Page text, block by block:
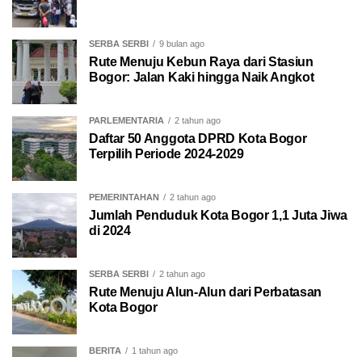
SERBA SERBI 9 bulan ago
Rute Menuju Kebun Raya dari Stasiun
Bogor: Jalan Kaki hingga Naik Angkot
PARLEMENTARIA 2 tahun ago
Daftar 50 Anggota DPRD Kota Bogor
Terpilih Periode 2024-2029
PEMERINTAHAN 2 tahun ago
Jumlah Penduduk Kota Bogor 1,1 Juta Jiwa
di 2024
SERBA SERBI 2 tahun ago
Rute Menuju Alun-Alun dari Perbatasan
Kota Bogor
BERITA 1 tahun ago